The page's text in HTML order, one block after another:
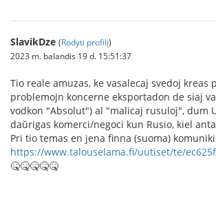
SlavikDze (Rodyti profilį)
2023 m. balandis 19 d. 15:51:37
Tio reale amuzas, ke vasalecaj svedoj kreas
problemojn koncerne eksportadon de siaj
vodkon "Absolut") al "malicaj rusuloj", dum
daŭrigas komerci/negoci kun Rusio, kiel
Pri tio temas en jena finna (suoma)
https://www.talouselama.fi/uutiset/te/
🤒🤒🤒🤒🤒